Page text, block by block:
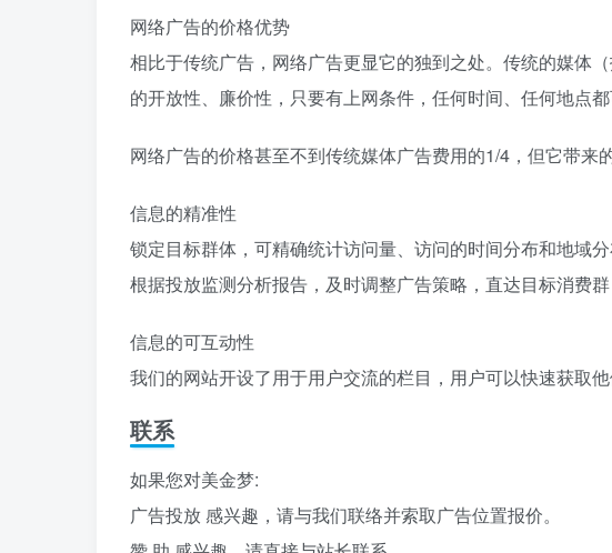
网络广告的价格优势
相比于传统广告，网络广告更显它的独到之处。传统的媒体
的开放性、廉价性，只要有上网条件，任何时间、任何地点
网络广告的价格甚至不到传统媒体广告费用的1/4，但它带来的
信息的精准性
锁定目标群体，可精确统计访问量、访问的时间分布和地域
根据投放监测分析报告，及时调整广告策略，直达目标消费
信息的可互动性
我们的网站开设了用于用户交流的栏目，用户可以快速获取
联系
如果您对美金梦:
广告投放 感兴趣，请与我们联络并索取广告位置报价。